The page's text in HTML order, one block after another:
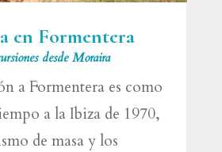
en Formentera
desde Moraira
a Formentera es como
a la Ibiza de 1970,
de masa y los